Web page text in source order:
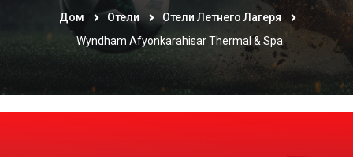
Дом Отели
Отели Летнего Лагеря
Wyndham Afyonkarahisar Thermal & Spa